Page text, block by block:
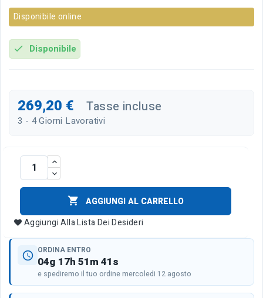
Disponibile online
check Disponibile
269,20 € Tasse incluse
3 - 4 Giorni Lavorativi

AGGIUNGI AL CARRELLO
Aggiungi Alla Lista Dei Desideri
schedule ORDINA ENTRO
04g 17h 51m 41s
e spediremo il tuo ordine mercoledi 12 agosto